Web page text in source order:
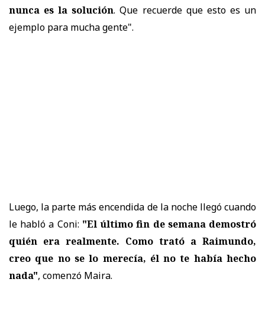
nunca es la solución. Que recuerde que esto es un
ejemplo para mucha gente".
Luego, la parte más encendida de la noche llegó cuando
le habló a Coni: "El último fin de semana demostró
quién era realmente. Como trató a Raimundo,
creo que no se lo merecía, él no te había hecho
nada", comenzó Maira.